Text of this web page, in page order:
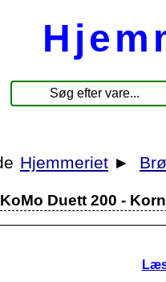
Hjemmeriet ►
KoMo Duett 200 -